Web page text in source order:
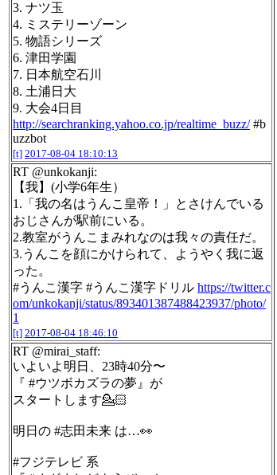
3. ナツ玉
4. ミステリーゾーン
5. 物語シリーズ
6. 津田学園
7. 日本航空石川
8. 土浦日大
9. 大会4日目
http://searchranking.yahoo.co.jp/realtime_buzz/#b
uzzbot
[t] 2017-08-04 18:10:13
RT @unkokanji:
【我】(小学6年生）
1.「我の名はうんこ皇帝！」とさけんでいる
おじさんが駅前にいる。
2.教室がうんこまみれなのは我々の責任だ。
3.うんこを顔にかけられて、ようやく我に返
った。
#うんこ漢字 #うんこ漢字ドリル https://twitter.c
om/unkokanji/status/893401387488423937/photo/
1
[t] 2017-08-04 18:46:10
RT @mirai_staff:
いよいよ明日、23時40分〜
『 #ウツボカズラの夢』が
スタートします💁🏻
明日の #志田未来 は…👀
#フジテレビ 系